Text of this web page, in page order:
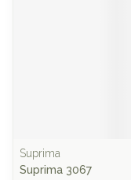
Suprima
Suprima 3067